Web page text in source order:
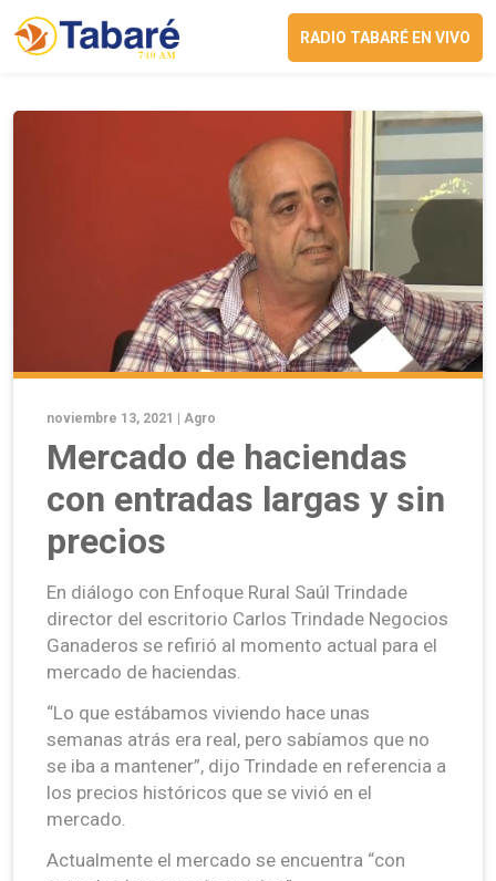
RADIO TABARÉ EN VIVO
noviembre 13, 2021 | Agro
Mercado de haciendas
con entradas largas y sin
precios
En diálogo con Enfoque Rural Saúl Trindade
director del escritorio Carlos Trindade Negocios
Ganaderos se refirió al momento actual para el
mercado de haciendas.
“Lo que estábamos viviendo hace unas
semanas atrás era real, pero sabíamos que no
se iba a mantener”, dijo Trindade en referencia a
los precios históricos que se vivió en el
mercado.
Actualmente el mercado se encuentra “con